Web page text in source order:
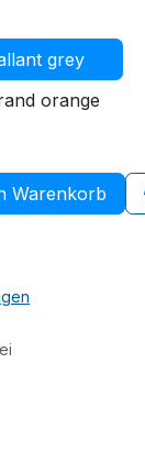
grey
orange
Warenkorb